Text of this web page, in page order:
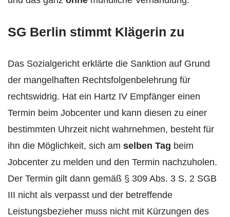
SG Berlin stimmt Klägerin zu
Das Sozialgericht erklärte die Sanktion auf Grund
der mangelhaften Rechtsfolgenbelehrung für
rechtswidrig. Hat ein Hartz IV Empfänger einen
Termin beim Jobcenter und kann diesen zu einer
bestimmten Uhrzeit nicht wahrnehmen, besteht für
ihn die Möglichkeit, sich am selben Tag beim
Jobcenter zu melden und den Termin nachzuholen.
Der Termin gilt dann gemäß § 309 Abs. 3 S. 2 SGB
III nicht als verpasst und der betreffende
Leistungsbezieher muss nicht mit Kürzungen des